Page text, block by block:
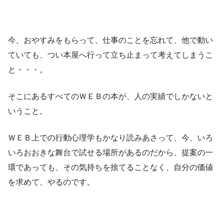
今、おやすみをもらって、仕事のことを忘れて、他で動い
ていても、つい本屋へ行って立ち止まって考えてしまうこ
と・・・。
そこにあるすべてのＷＥＢの本が、人の実績でしかないと
いうこと。
ＷＥＢ上での行動心理学もかなり読みあさって、今、いろ
いろおおきな舞台で試せる場所があるのだから、提案の一
環であっても、その気持ちを捨てることなく、自分の価値
を求めて、やるのです。